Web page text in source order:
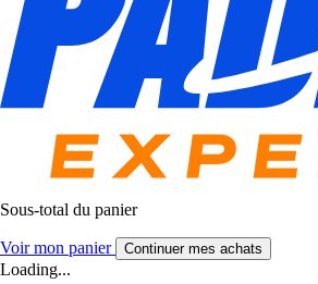
Sous-total du panier
Voir mon panier Continuer mes achats
Loading...